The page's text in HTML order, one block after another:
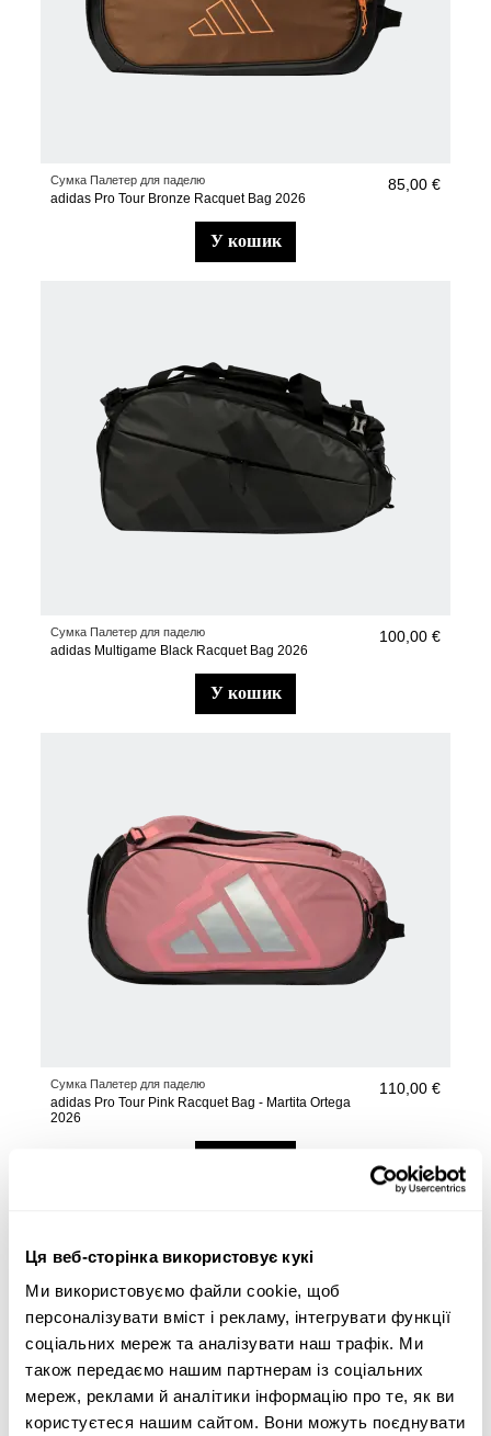
Ця веб-сторінка використовує кукі
Ми використовуємо файли cookie, щоб
персоналізувати вміст і рекламу, інтегрувати функції
соціальних мереж та аналізувати наш трафік. Ми
також передаємо нашим партнерам із соціальних
мереж, реклами й аналітики інформацію про те, як ви
користуєтеся нашим сайтом. Вони можуть поєднувати
Сумка Палетер для паделю
adidas Pro Tour Bronze Racquet Bag 2026
85,00 €
у кошик
Сумка Палетер для паделю
adidas Multigame Black Racquet Bag 2026
100,00 €
у кошик
Сумка Палетер для паделю
adidas Pro Tour Pink Racquet Bag - Martita Ortega
2026
110,00 €